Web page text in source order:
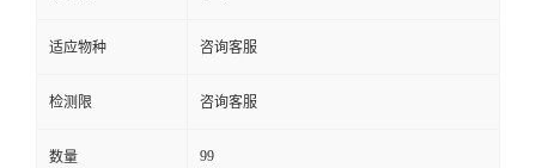
适应物种 咨询客服
检测限 咨询客服
数量 99